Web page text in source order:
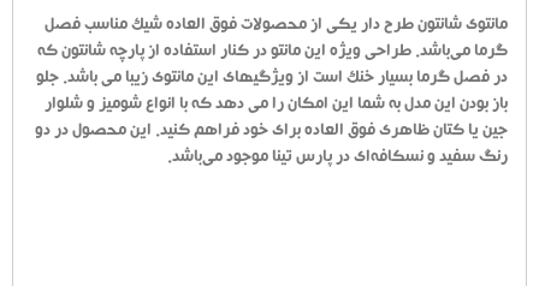
مانتوی شانتون طرح دار یکی از محصولات فوق العاده شیک مناسب فصل
گرما می‌باشد. طراحی ویژه این مانتو در کنار استفاده از پارچه شانتون که
در فصل گرما بسیار خنک است از ویژگیهای این مانتوی زیبا می باشد. جلو
باز بودن این مدل به شما این امکان را می دهد که با انواع شومیز و شلوار
جین یا کتان ظاهری فوق العاده برای خود فراهم کنید. این محصول در دو
رنگ سفید و نسکافه‌ای در پارس تینا موجود می‌باشد.